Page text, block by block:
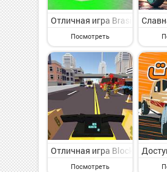
Отличная игра Brasil Tuning
Посмотреть
Отличная игра Blocky Moto
Посмотреть